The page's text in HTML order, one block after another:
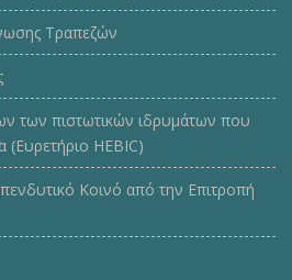
Τραπεζών
των πιστωτικών ιδρυμάτων που
HEBIC)
Κοινό από την Επιτροπή